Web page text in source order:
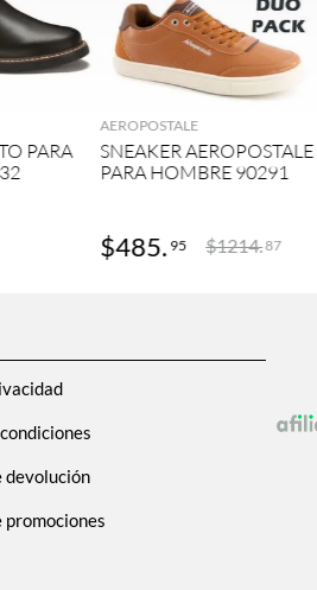
PARA
AGREGAR
AEROPOSTALE
SNEAKER AEROPOSTALE
PARA HOMBRE 90291
$485. 95 $1214.87
devolución
promociones